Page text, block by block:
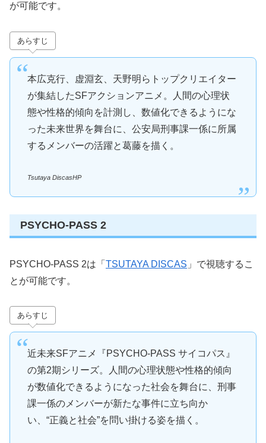
が可能です。
あらすじ
本広克行、虚淵玄、天野明らトップクリエイター
が集結したSFアクションアニメ。人間の心理状
態や性格的傾向を計測し、数値化できるようにな
った未来世界を舞台に、公安局刑事課一係に所属
するメンバーの活躍と葛藤を描く。
Tsutaya DiscasHP
PSYCHO-PASS 2
PSYCHO-PASS 2は「 TSUTAYA DISCAS 」で視聴するこ
とが可能です。
あらすじ
近未来SFアニメ『PSYCHO-PASS サイコパス』
の第2期シリーズ。人間の心理状態や性格的傾向
が数値化できるようになった社会を舞台に、刑事
課一係のメンバーが新たな事件に立ち向か
い、“正義と社会”を問い掛ける姿を描く。